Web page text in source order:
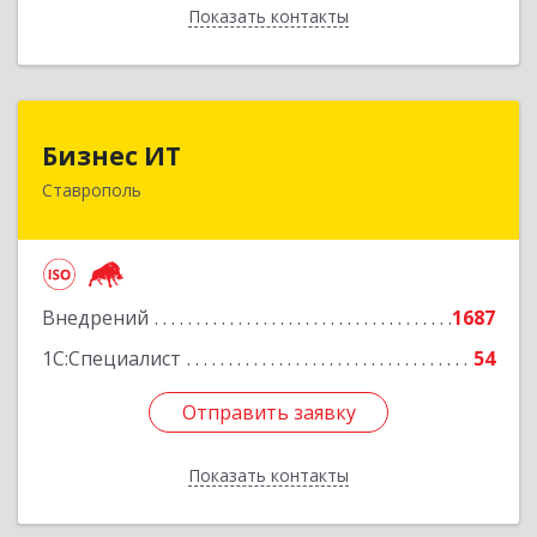
Показать контакты
Назад
Бизнес ИТ
Ставрополь
Внедрений
1687
1С:Специалист
54
Отправить заявку
Показать контакты
355035, Ставропольский край, Ставрополь г, 1
Отправить заявку
Назад